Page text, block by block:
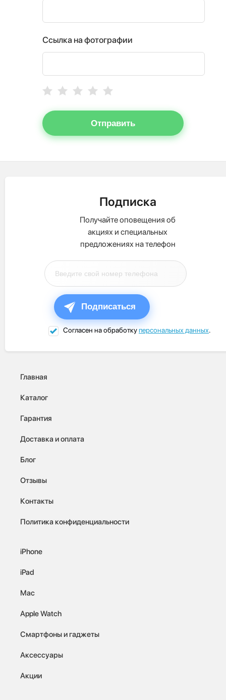
Ссылка на фотографии
Отправить
Подписка
Получайте оповещения об
акциях и специальных
предложениях на телефон
Подписаться
Согласен на обработкуперсональных данных.
Главная
Каталог
Гарантия
Доставка и оплата
Блог
Отзывы
Контакты
Политика конфиденциальности
iPhone
iPad
Mac
Apple Watch
Смартфоны и гаджеты
Аксессуары
Акции